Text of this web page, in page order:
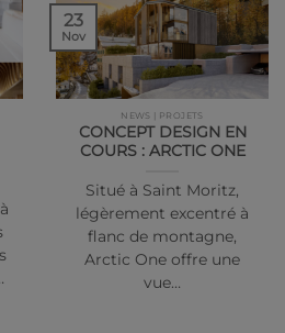
NEWS | PROJETS
CONCEPT DESIGN EN
COURS : ARCTIC ONE
Situé à Saint Moritz,
légèrement excentré à
flanc de montagne,
Arctic One offre une
vue…
23
Nov